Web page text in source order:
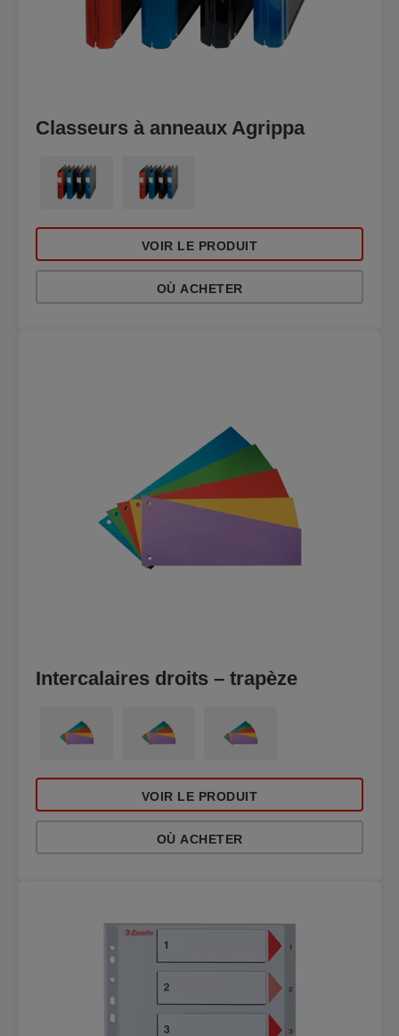
Classeurs à anneaux Agrippa
VOIR LE PRODUIT
OÙ ACHETER
Intercalaires droits – trapèze
VOIR LE PRODUIT
OÙ ACHETER